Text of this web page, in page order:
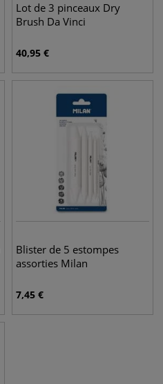
Lot de 3 pinceaux Dry
Brush Da Vinci
40,95 €
Blister de 5 estompes
assorties Milan
7,45 €